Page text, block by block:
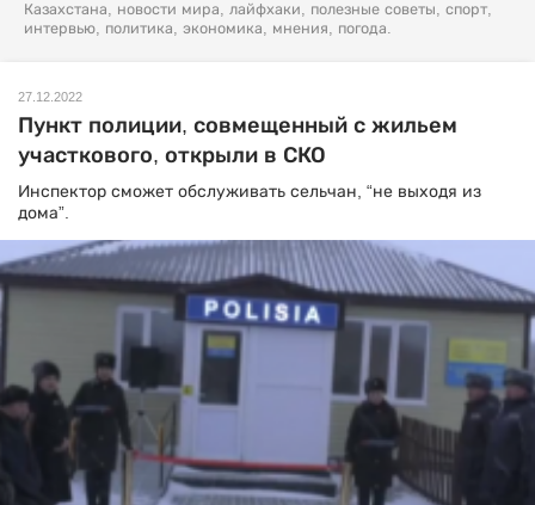
Казахстана, новости мира, лайфхаки, полезные советы, спорт,
интервью, политика, экономика, мнения, погода.
27.12.2022
Пункт полиции, совмещенный с жильем
участкового, открыли в СКО
Инспектор сможет обслуживать сельчан, “не выходя из
дома”.